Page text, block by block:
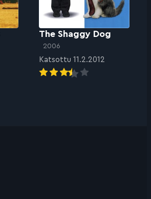
The Shaggy Dog
2006
Katsottu 11.2.2012